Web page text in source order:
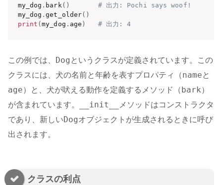
my_dog . bark ( )
# 出力: Pochi says woof!
my_dog .get_older( )
print (my_dog . age ) # 出力: 4
この例では、 Dog というクラスが定義されています。この
クラスには、犬の名前と年齢を表すプロパティ（name と
age）と、犬が吠える動作を定義するメソッド（bark）
が含まれています。
__init__
メソッドはコンストラクタ
であり、新しいDogオブジェクトが生成されるときに呼び
出されます。
クラスの利点